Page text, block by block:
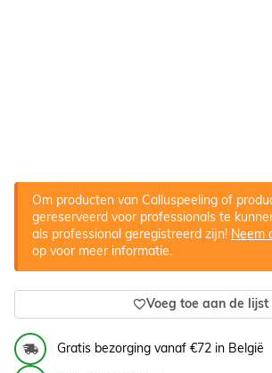
Om producten van Calluspeeling of
gereserveerd voor professionals te
als professional geregistreerd zijn! Neem
op voor meer informatie.
Voeg toe aan de lijst
Gratis bezorging vanaf €72 in België